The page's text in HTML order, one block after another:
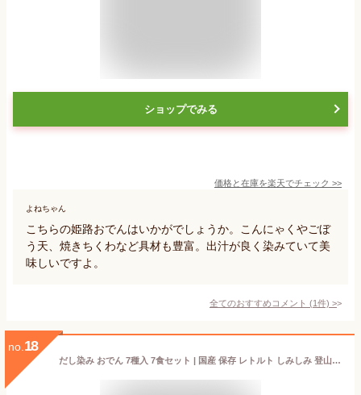
ショップでみる
価格と在庫を楽天でチェック >>
よねちゃん
こちらの姫路おでんはいかがでしょうか。こんにゃくやごぼ
う天、焼きちくわなど具材も豊富。出汁が良く染みていて美
味しいですよ。
全てのおすすめコメント (1件) >
no. 18
だし染み おでん 7種入 7食セット | 国産 保存 レトルト しみしみ 登山 パック ギフト 出汁 ダイエット 人気 バーベキュー キャンプ 非常食 和食 食品 レトルト食品 グルメ 取り寄せ FP SS 送料無料 温めるだけ 常備品 ストック ギフト 差し入れ 珍しい 備蓄